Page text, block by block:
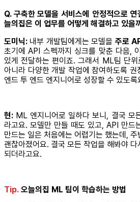
Q. 구축한 모델을 서비스에 안정적으로
늘의집은 이 업무를 어떻게 해결하고 있을
도미닉: 내부 개발팀에게는 모델을 주로
초기에 API 스펙까지 싱크를 맞춘 다음,
있게 전달하는 편이죠. 그래서 ML팀 단
아니라 다양한 개발 작업에 참여하도록 권
엔드 투 엔드 엔지니어로 성장할 수 있도록
현: ML 엔지니어로 일하다 보니, 결국 모
라고요. 모델만 만들 때도 있고, API 만드
만드는 일은 처음에는 어렵기는 했는데, 주
괜찮아졌어요. 결국 모든 작업을 해봐야 다
되더라고요.
Tip. 오늘의집 ML 팀이 학습하는 방법